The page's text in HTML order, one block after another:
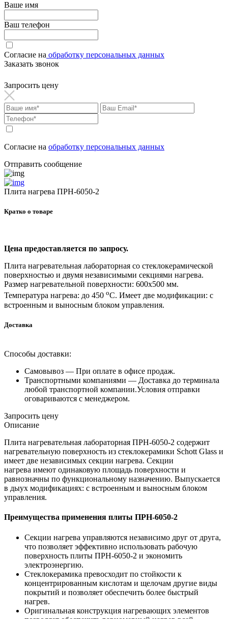
Ваше имя
Ваш телефон
Согласие на обработку персональных данных
Заказать звонок
Запросить цену
Согласие на обработку персональных данных
Отправить сообщение
Плита нагрева ПРН-6050-2
Кратко о товаре
Цена предоставляется по запросу.
Плита нагревательная лабораторная со стеклокерамической
поверхностью и двумя независимыми секциями нагрева.
Размер нагревательной поверхности: 600х500 мм.
Температура нагрева: до 450 оС. Имеет две модификации: с
встроенным и выносным блоком управления.
Доставка
Способы доставки:
Самовывоз — При оплате в офисе продаж.
Транспортными компаниями — Доставка до терминала
любой транспортной компании.Условия отправки
оговариваются с менеджером.
Запросить цену
Описание
Плита нагревательная лабораторная ПРН-6050-2 содержит
нагревательную поверхность из стеклокерамики Schott Glass и
имеет две независимых секции нагрева. Секции
нагрева имеют одинаковую площадь поверхности и
равнозначны по функциональному назначению. Выпускается
в дыух модификациях: с встроенным и выносным блоком
управления.
Преимущества применения плиты ПРН-6050-2
Секции нагрева управляются независимо друг от друга,
что позволяет эффективно использовать рабочую
поверхность плиты ПРН-6050-2 и экономить
электроэнергию.
Стеклокерамика превосходит по стойкости к
концентрированным кислотам и щелочам другие виды
покрытий и позволяет обеспечить более быстрый
нагрев.
Оригинальная конструкция нагревающих элементов